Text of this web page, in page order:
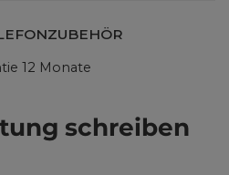
12 Monate
schreiben